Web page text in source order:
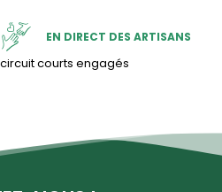
EN DIRECT DES ARTISANS
circuit courts engagés